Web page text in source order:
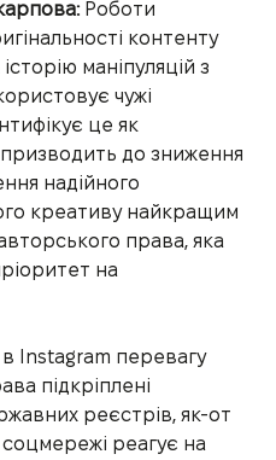
Роботи
контенту
маніпуляцій з
чужі
це як
до зниження
надійного
креативу найкращим
права, яка
на
в Instagram перевагу
підкріплені
реєстрів, як-от
реагує на